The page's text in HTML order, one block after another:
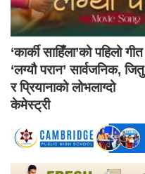
‘कार्की साहिँला’को पहिलो गीत
‘लग्यौ परान’ सार्वजनिक, जितु
र प्रियानाको लोभलाग्दो
केमेस्ट्री